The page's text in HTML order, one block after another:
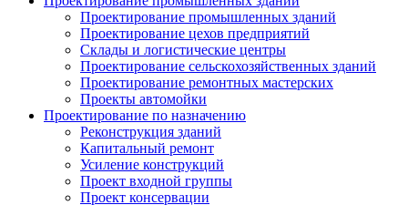
Проектирование промышленных зданий
Проектирование цехов предприятий
Склады и логистические центры
Проектирование сельскохозяйственных зданий
Проектирование ремонтных мастерских
Проекты автомойки
Проектирование по назначению
Реконструкция зданий
Капитальный ремонт
Усиление конструкций
Проект входной группы
Проект консервации